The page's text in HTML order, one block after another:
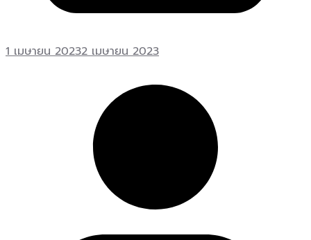
1 เมษายน 20232 เมษายน 2023